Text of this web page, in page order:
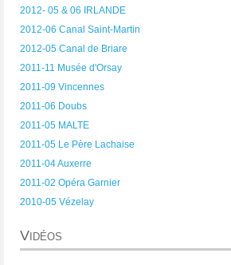
2012- 05 & 06 IRLANDE
2012-06 Canal Saint-Martin
2012-05 Canal de Briare
2011-11 Musée d'Orsay
2011-09 Vincennes
2011-06 Doubs
2011-05 MALTE
2011-05 Le Père Lachaise
2011-04 Auxerre
2011-02 Opéra Garnier
2010-05 Vézelay
Vidéos